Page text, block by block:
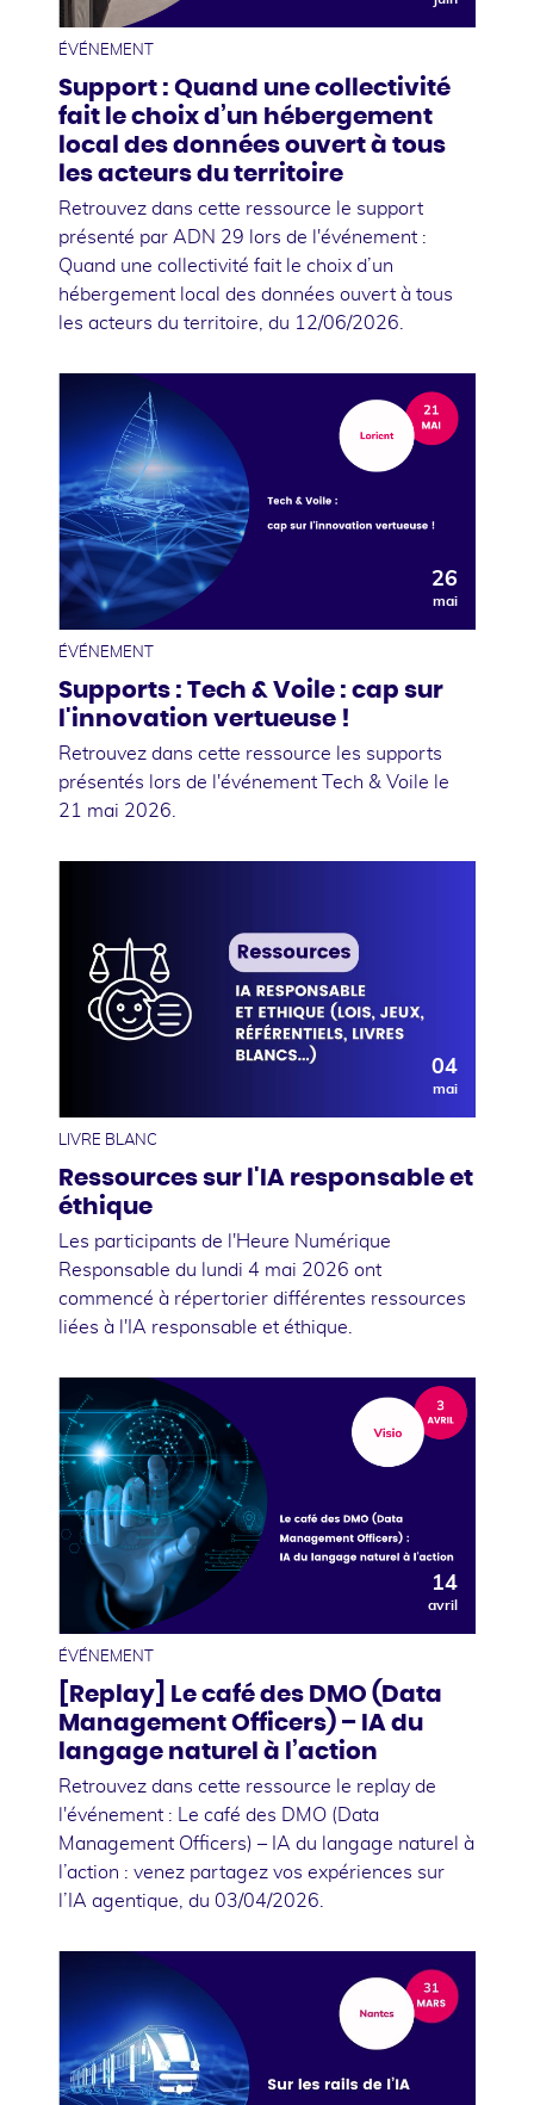
ÉVÉNEMENT
Support : Quand une collectivité
fait le choix d’un hébergement
local des données ouvert à tous
les acteurs du territoire
Retrouvez dans cette ressource le support
présenté par ADN 29 lors de l'événement :
Quand une collectivité fait le choix d’un
hébergement local des données ouvert à tous
les acteurs du territoire, du 12/06/2026.
26
mai
ÉVÉNEMENT
Supports : Tech & Voile : cap sur
l'innovation vertueuse !
Retrouvez dans cette ressource les supports
présentés lors de l'événement Tech & Voile le
21 mai 2026.
04
mai
LIVRE BLANC
Ressources sur l'IA responsable et
éthique
Les participants de l'Heure Numérique
Responsable du lundi 4 mai 2026 ont
commencé à répertorier différentes ressources
liées à l'IA responsable et éthique.
14
avril
ÉVÉNEMENT
[Replay] Le café des DMO (Data
Management Officers) – IA du
langage naturel à l’action
Retrouvez dans cette ressource le replay de
l'événement : Le café des DMO (Data
Management Officers) – IA du langage naturel à
l’action : venez partagez vos expériences sur
l’IA agentique, du 03/04/2026.